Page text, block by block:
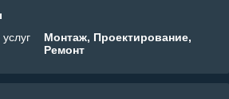
Монтаж, Проектирование,
Ремонт